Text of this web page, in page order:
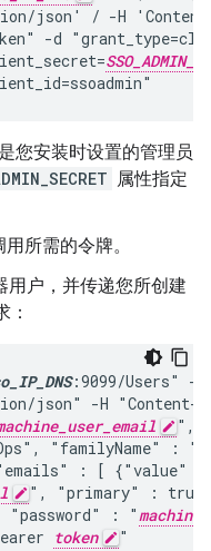
json' / -H
-d
您安装时设置的管理员
属性指定
所需的令牌。
用户，并传递您所创建
：
:9099/Users" -i
json" -H "Content-
",
"familyName" : "
: [ {"value" :
", "primary" :
"password" : "
token "